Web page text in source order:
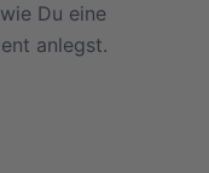
Du eine
anlegst.